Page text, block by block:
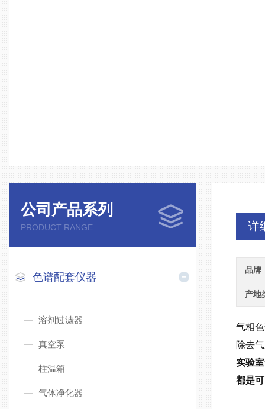
公司产品系列
PRODUCT RANGE
色谱配套仪器
溶剂过滤器
真空泵
柱温箱
气体净化器
详
品牌
产地
气相
除去
实验
都是